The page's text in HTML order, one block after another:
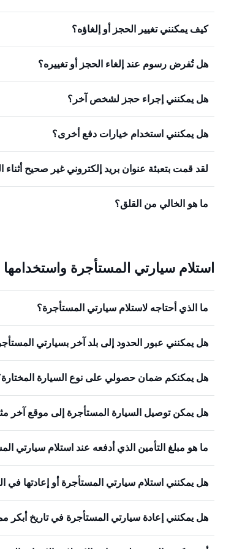
كيف يمكنني تغيير الحجز أو إلغاؤه؟
هل تُفرض رسوم عند إلغاء الحجز أو تغييره؟
هل يمكنني إجراء حجز لشخص آخر؟
هل يمكنني استخدام خيارات دفع أخرى؟
لقد قمت بتعبئة عنوان بريد إلكتروني غير صحيح
ما هو الخالي من القلق؟
استلام سيارتي المستأجرة واستخدامها
ما الذي أحتاجه لاستلام سيارتي المستأجرة؟
هل يمكنني عبور الحدود إلى بلد آخر بسيارتي
هل يمكنكم ضمان حصولي على نوع السيارة
هل يمكن توصيل السيارة المستأجرة إلى موقع آخر
ما هو مبلغ التأمين الذي أدفعه عند استلام سيارتي
هل يمكنني استلام سيارتي المستأجرة أو إعادتها
هل يمكنني إعادة سيارتي المستأجرة في تاريخ أبكر